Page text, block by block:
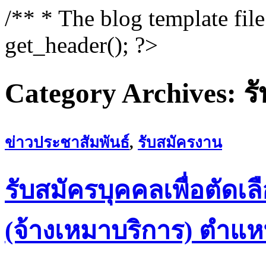
/** * The blog template
get_header(); ?>
Category Archives:
ข่าวประชาสัมพันธ์, รับสมัครงาน
รับสมัครบุคคลเพื่อตัดเ
(จ้างเหมาบริการ) ตำแ